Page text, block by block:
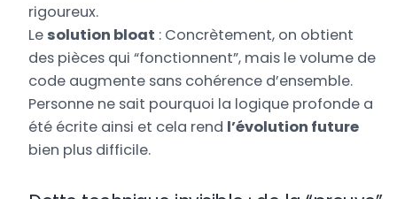
rigoureux.
Le solution bloat : Concrètement, on obtient
des pièces qui “fonctionnent”, mais le volume de
code augmente sans cohérence d’ensemble.
Personne ne sait pourquoi la logique profonde a
été écrite ainsi et cela rend l’évolution future
bien plus difficile.